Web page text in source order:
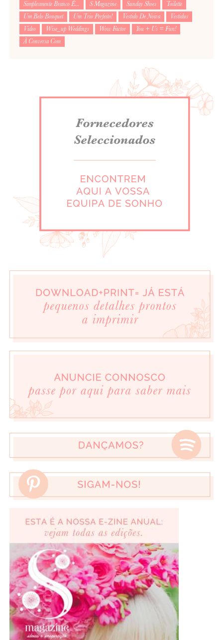
Simplesmente Branco É...
S Magazine Sunday Shoes
Toilette
Um Belo Bouquet
Um Trio Perfeito! Vestido De Noiva
Vestidus
Video
Wise_up Weddings Wow Factor
You + Us = Fun!
À Conversa Com